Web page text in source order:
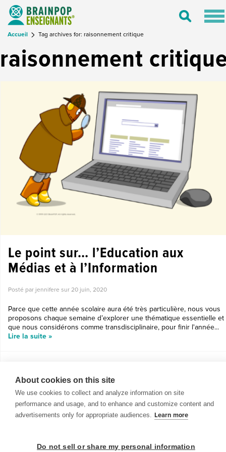
Toggle
Accueil Tag archives for: raisonnement critique
raisonnement
Le point sur… l’Education aux
Médias et à l’Information
Posté par jennifere sur 20 juin, 2020
Parce que cette année scolaire aura été très particulière, nous vous
proposons chaque semaine d’explorer une thématique essentielle et
que nous considérons comme transdisciplinaire, pour finir l'année...
Lire la suite »
About cookies on this site
We use cookies to collect and analyze information on site
performance and usage, and to enhance and customize content and
advertisements only for appropriate audiences. Learn more
Do not sell or share my personal information